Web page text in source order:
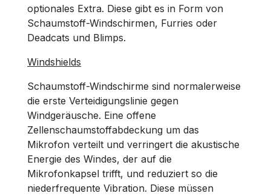
optionales Extra. Diese gibt es in Form von
Schaumstoff-Windschirmen, Furries oder
Deadcats und Blimps.
Windshields
Schaumstoff-Windschirme sind normalerweise
die erste Verteidigungslinie gegen
Windgeräusche. Eine offene
Zellenschaumstoffabdeckung um das
Mikrofon verteilt und verringert die akustische
Energie des Windes, der auf die
Mikrofonkapsel trifft, und reduziert so die
niederfrequente Vibration. Diese müssen